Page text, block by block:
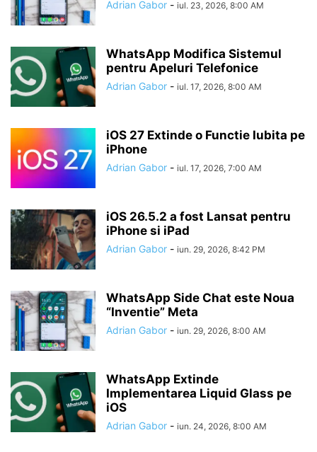
Adrian Gabor - iul. 23, 2026, 8:00 AM
WhatsApp Modifica Sistemul
pentru Apeluri Telefonice
Adrian Gabor - iul. 17, 2026, 8:00 AM
iOS 27 Extinde o Functie Iubita pe
iPhone
Adrian Gabor - iul. 17, 2026, 7:00 AM
iOS 26.5.2 a fost Lansat pentru
iPhone si iPad
Adrian Gabor - iun. 29, 2026, 8:42 PM
WhatsApp Side Chat este Noua
“Inventie” Meta
Adrian Gabor - iun. 29, 2026, 8:00 AM
WhatsApp Extinde
Implementarea Liquid Glass pe
iOS
Adrian Gabor - iun. 24, 2026, 8:00 AM